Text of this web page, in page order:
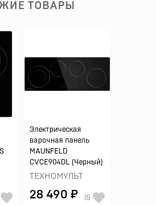
ТОВАРЫ
Электрическая
варочная панель
MAUNFELD
CVCE904DL (Черный)
ТЕХНОМУЛЬТ
28 490 ₽ 15